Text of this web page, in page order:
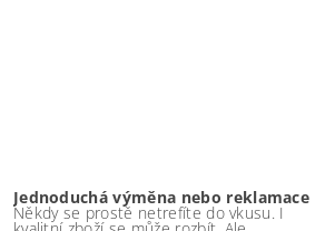
Jednoduchá výměna nebo reklamace
Někdy se prostě netrefíte do vkusu. I